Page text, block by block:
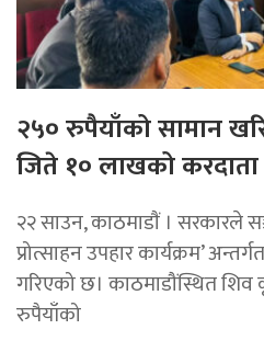
२५० रुपैयाँको सामान
जिते १० लाखको करदाता
२२ साउन, काठमाडाैं । सरकारले
प्रोत्साहन उपहार कार्यक्रम’
गरिएको छ। काठमाडौंस्थित
रुपैयाँको